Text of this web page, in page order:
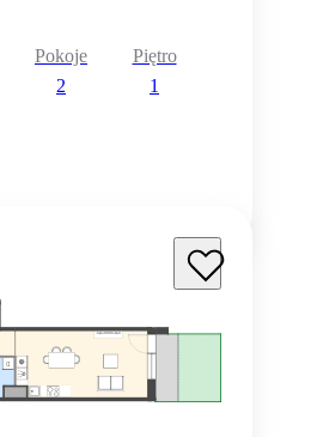
Pokoje
2
Piętro
1